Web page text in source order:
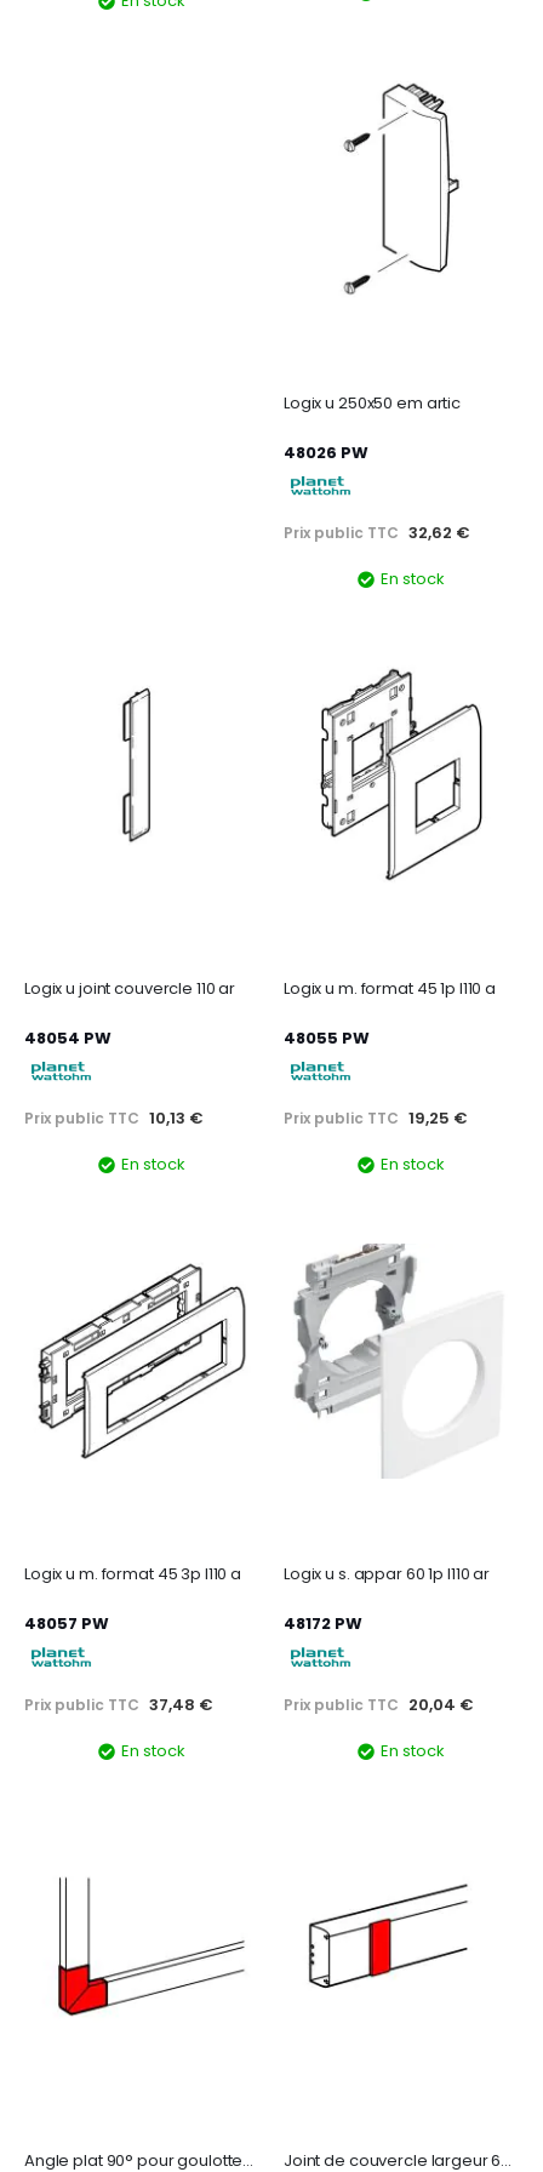
Logix u 250x50 em artic
48026 PW
Prix public TTC 32,62 €
En stock
Logix u joint couvercle 110 ar
48054 PW
Prix public TTC 10,13 €
En stock
Logix u m. format 45 1p l110 a
48055 PW
Prix public TTC 19,25 €
En stock
Logix u m. format 45 3p l110 a
48057 PW
Prix public TTC 37,48 €
En stock
Logix u s. appar 60 1p l110 ar
48172 PW
Prix public TTC 20,04 €
En stock
Angle plat 90° pour goulottes DLP monobloc 50x150mm - blanc Joint de couvercle largeur 65mm pour goulotte DLP monobloc - blanc